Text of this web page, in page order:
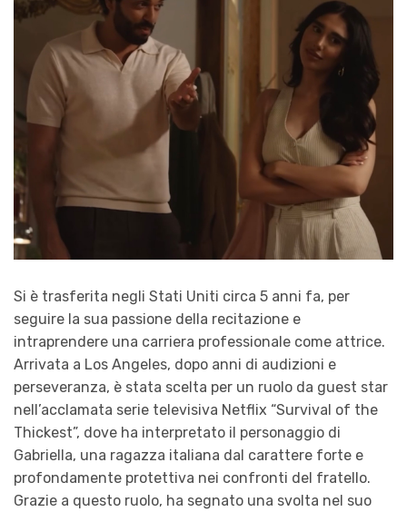
Si è trasferita negli Stati Uniti circa 5 anni fa, per
seguire la sua passione della recitazione e
intraprendere una carriera professionale come attrice.
Arrivata a Los Angeles, dopo anni di audizioni e
perseveranza, è stata scelta per un ruolo da guest star
nell’acclamata serie televisiva Netflix “Survival of the
Thickest”, dove ha interpretato il personaggio di
Gabriella, una ragazza italiana dal carattere forte e
profondamente protettiva nei confronti del fratello.
Grazie a questo ruolo, ha segnato una svolta nel suo